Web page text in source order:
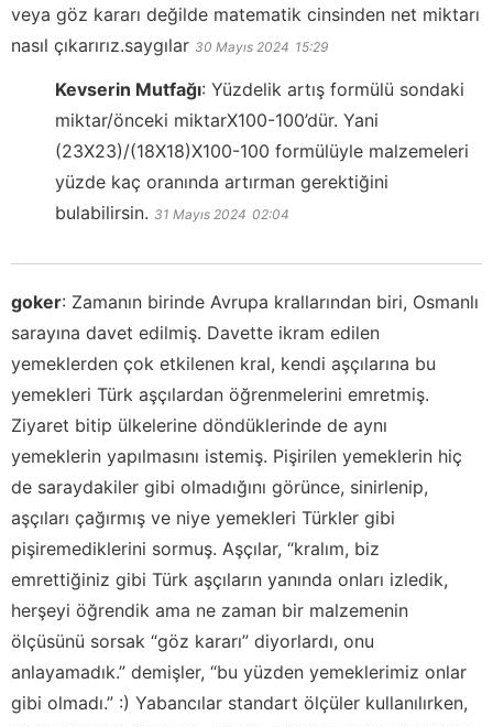
veya göz kararı değilde matematik cinsinden net miktarı
nasıl çıkarırız.saygılar 30 Mayıs 2024 15:29
Kevserin Mutfağı: Yüzdelik artış formülü sondaki
miktar/önceki miktarX100-100’dür. Yani
(23X23)/(18X18)X100-100 formülüyle malzemeleri
yüzde kaç oranında artırman gerektiğini
bulabilirsin. 31 Mayıs 2024 02:04
goker: Zamanın birinde Avrupa krallarından biri, Osmanlı
sarayına davet edilmiş. Davette ikram edilen
yemeklerden çok etkilenen kral, kendi aşçılarına bu
yemekleri Türk aşçılardan öğrenmelerini emretmiş.
Ziyaret bitip ülkelerine döndüklerinde de aynı
yemeklerin yapılmasını istemiş. Pişirilen yemeklerin hiç
de saraydakiler gibi olmadığını görünce, sinirlenip,
aşçıları çağırmış ve niye yemekleri Türkler gibi
pişiremediklerini sormuş. Aşçılar, “kralım, biz
emrettiğiniz gibi Türk aşçıların yanında onları izledik,
herşeyi öğrendik ama ne zaman bir malzemenin
ölçüsünü sorsak “göz kararı” diyorlardı, onu
anlayamadık.” demişler, “bu yüzden yemeklerimiz onlar
gibi olmadı.” :) Yabancılar standart ölçüler kullanılırken,